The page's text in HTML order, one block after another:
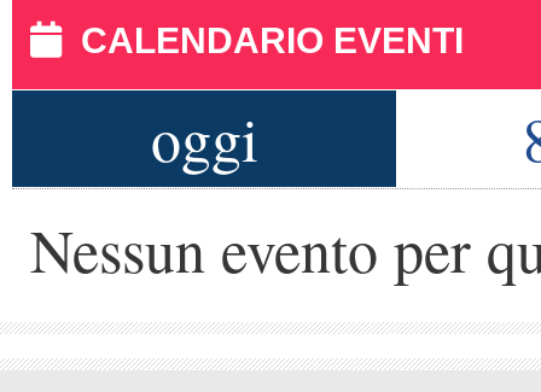
CALENDARIO EVENTI
oggi
Nessun evento per